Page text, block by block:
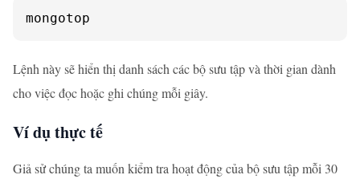
mongotop
Lệnh này sẽ hiển thị danh sách các bộ sưu tập và thời gian dành
cho việc đọc hoặc ghi chúng mỗi giây.
Ví dụ thực tế
Giả sử chúng ta muốn kiểm tra hoạt động của bộ sưu tập mỗi 30